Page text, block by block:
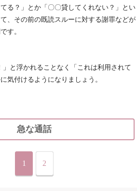
る？」とか「〇〇貸してくれない？」とい
、その前の既読スルーに対する謝罪などが
す。
」と浮かれることなく「これは利用されて
気付けるようになりましょう。
急な通話
1 2